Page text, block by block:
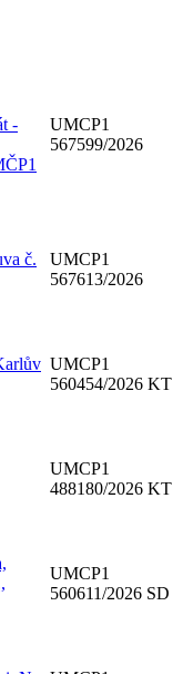
-
UMCP1
567599/2026
č.
UMCP1
567613/2026
UMCP1
560454/2026 KT
UMCP1
488180/2026 KT
UMCP1
560611/2026 SD